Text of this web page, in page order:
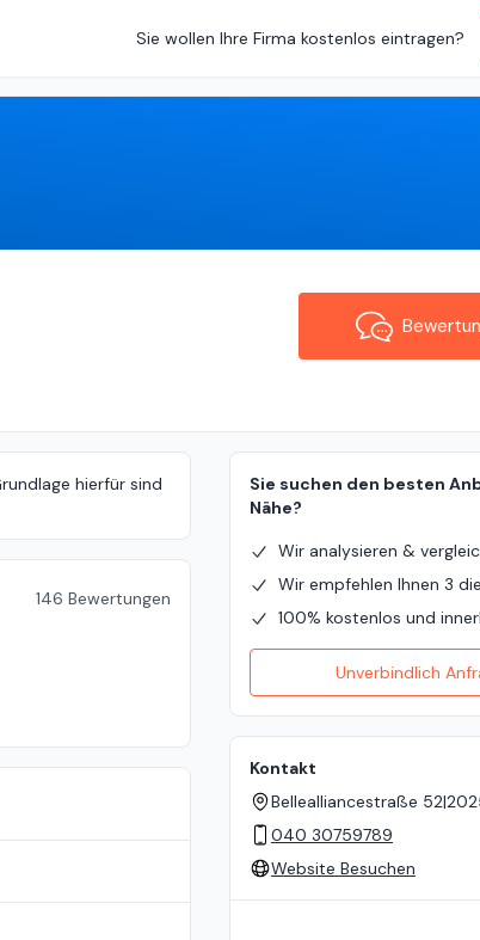
Sie wollen Ihre Firma kostenlos eintragen?
hierfür sind
146 Bewertungen
Sie suchen den besten
Nähe?
Wir analysieren &
Wir empfehlen Ihnen 3
100% kostenlos und
Unverbindlich
Kontakt
Bellealliancestraße 52|
040 30759789
Website Besuchen